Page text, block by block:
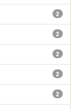
2
2
2
2
2